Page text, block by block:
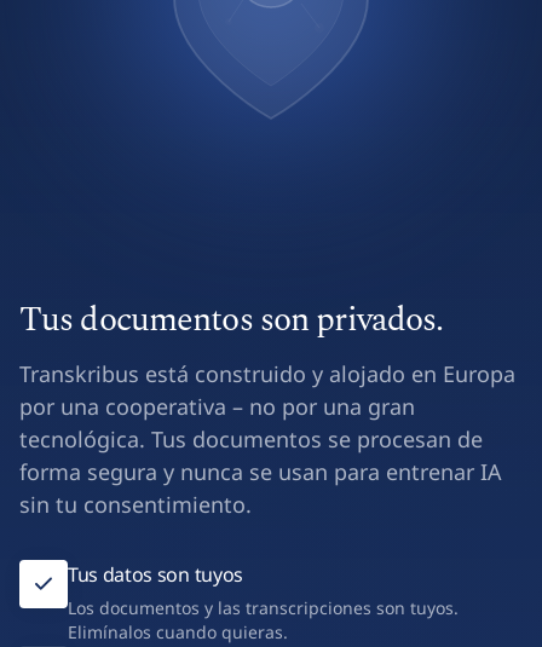
Tus documentos son privados.
Transkribus está construido y alojado en Europa
por una cooperativa – no por una gran
tecnológica. Tus documentos se procesan de
forma segura y nunca se usan para entrenar IA
sin tu consentimiento.
Tus datos son tuyos
Los documentos y las transcripciones son tuyos.
Elimínalos cuando quieras.